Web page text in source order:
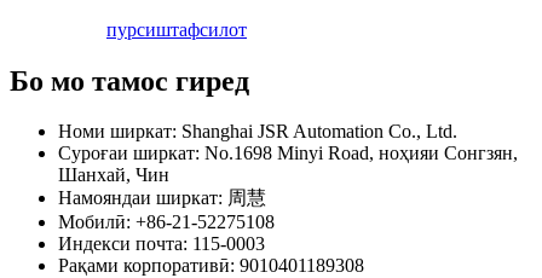
пурсиштафсилот
Бо мо тамос гиред
Номи ширкат: Shanghai JSR Automation Co., Ltd.
Суроғаи ширкат: No.1698 Minyi Road, ноҳияи Сонгзян,
Шанхай, Чин
Намояндаи ширкат: 周慧
Мобилӣ: +86-21-52275108
Индекси почта: 115-0003
Рақами корпоративӣ: 9010401189308